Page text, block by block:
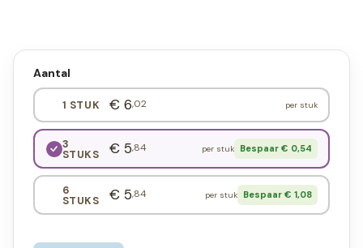
Aantal
1 STUK € 6,02 per stuk
3
STUKS € 5,84 per stuk Bespaar € 0,54
6
STUKS € 5,84 per stuk Bespaar € 1,08